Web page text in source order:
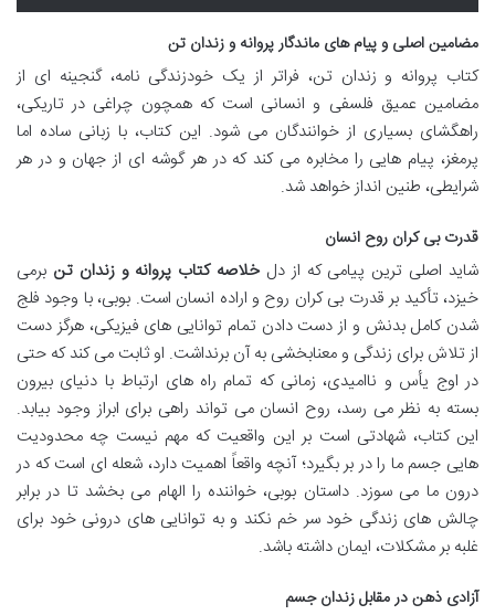
مضامین اصلی و پیام های ماندگار پروانه و زندان تن
کتاب پروانه و زندان تن، فراتر از یک خودزندگی نامه، گنجینه ای از
مضامین عمیق فلسفی و انسانی است که همچون چراغی در تاریکی،
راهگشای بسیاری از خوانندگان می شود. این کتاب، با زبانی ساده اما
پرمغز، پیام هایی را مخابره می کند که در هر گوشه ای از جهان و در هر
شرایطی، طنین انداز خواهد شد.
قدرت بی کران روح انسان
شاید اصلی ترین پیامی که از دلخلاصه کتاب پروانه و زندان تن برمی
خیزد، تأکید بر قدرت بی کران روح و اراده انسان است. بوبی، با وجود فلج
شدن کامل بدنش و از دست دادن تمام توانایی های فیزیکی، هرگز دست
از تلاش برای زندگی و معنابخشی به آن برنداشت. او ثابت می کند که حتی
در اوج یأس و ناامیدی، زمانی که تمام راه های ارتباط با دنیای بیرون
بسته به نظر می رسد، روح انسان می تواند راهی برای ابراز وجود بیابد.
این کتاب، شهادتی است بر این واقعیت که مهم نیست چه محدودیت
هایی جسم ما را در بر بگیرد؛ آنچه واقعاً اهمیت دارد، شعله ای است که در
درون ما می سوزد. داستان بوبی، خواننده را الهام می بخشد تا در برابر
چالش های زندگی خود سر خم نکند و به توانایی های درونی خود برای
غلبه بر مشکلات، ایمان داشته باشد.
آزادی ذهن در مقابل زندان جسم